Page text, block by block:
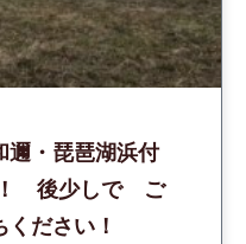
邇・琵琶湖浜付
後少しで ご
ださい！